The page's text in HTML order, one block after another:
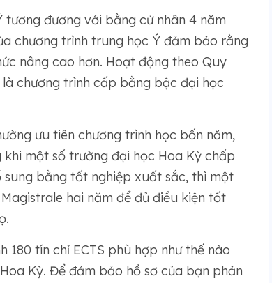
tương đương với bằng cử nhân 4 năm
chương trình trung học Ý đảm bảo rằng
nâng cao hơn. Hoạt động theo Quy
chương trình cấp bằng bậc đại học
ưu tiên chương trình học bốn năm,
một số trường đại học Hoa Kỳ chấp
bằng tốt nghiệp xuất sắc, thì một
hai năm để đủ điều kiện tốt
180 tín chỉ ECTS phù hợp như thế nào
Kỳ. Để đảm bảo hồ sơ của bạn phản